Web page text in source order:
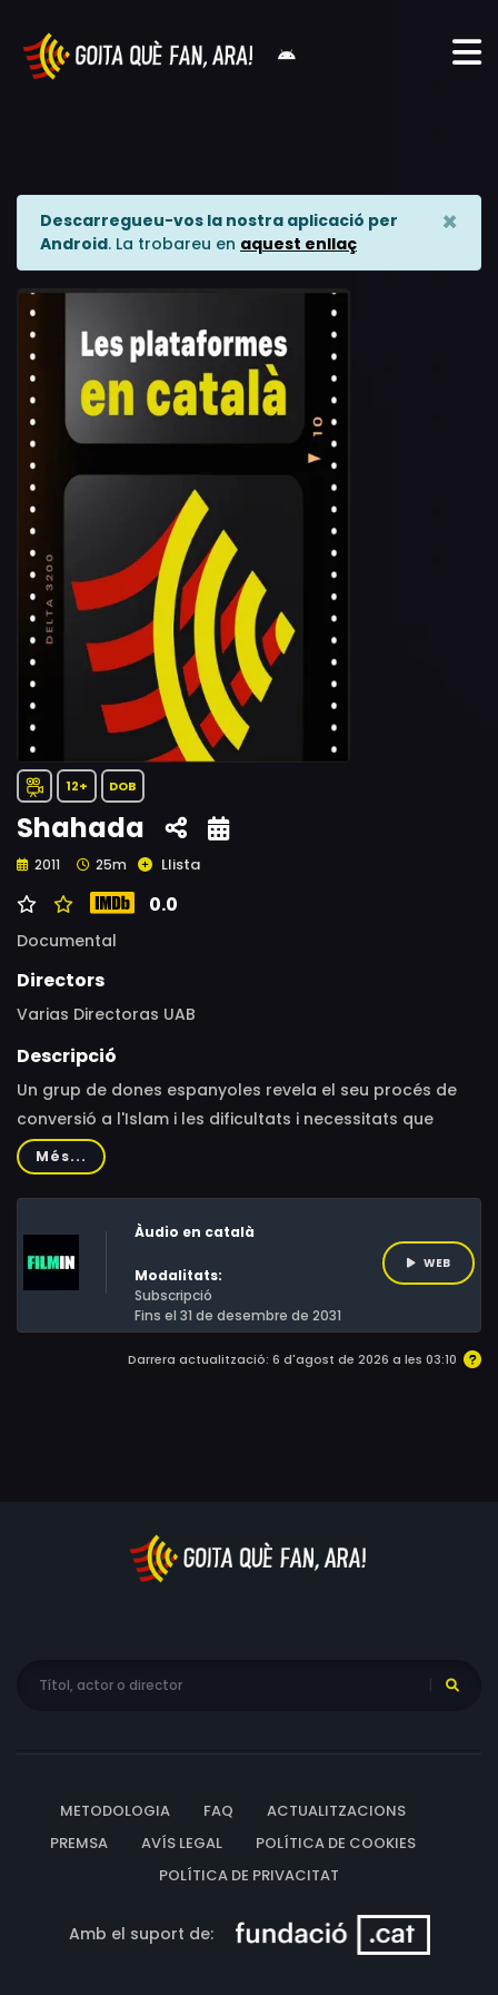
Descarregueu-vos la nostra aplicació per
Android. La trobareu en aquest enllaç
×
12+ DOB
Shahada
2011 25m Llista
0.0
Documental
Directors
Varias Directoras UAB
Descripció
Un grup de dones espanyoles revela el seu procés de
conversió a l'Islam i les dificultats i necessitats que
comporta aquesta decisió. Endinsant-se en aquest
procés, "Shahada" proposa una reflexió sobre les
paradoxes íntimes i socials que comporten la conversió
a l'Islam per a una dona occidental.
Més...
Àudio en català
Modalitats:
Subscripció
Fins el 31 de desembre de 2031
WEB
Darrera actualització: 6 d'agost de 2026 a les 03:10
METODOLOGIA FAQ
ACTUALITZACIONS
PREMSA
AVÍS LEGAL
POLÍTICA DE COOKIES
POLÍTICA DE PRIVACITAT
Amb el suport de: